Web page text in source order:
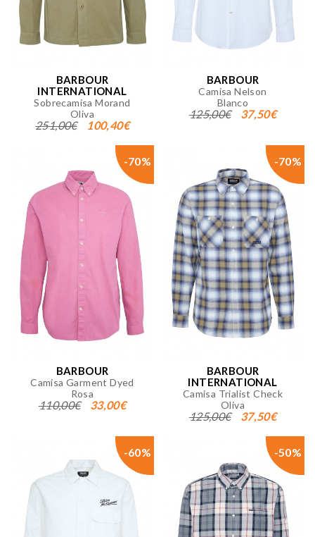
BARBOUR
INTERNATIONAL
Sobrecamisa Morand
Oliva
251,00€ 100,40€
BARBOUR
Camisa Nelson
Blanco
125,00€ 37,50€
-70%
BARBOUR
Camisa Garment Dyed
Rosa
110,00€ 33,00€
-70%
BARBOUR
INTERNATIONAL
Camisa Trialist Check
Oliva
125,00€ 37,50€
-60% -50%